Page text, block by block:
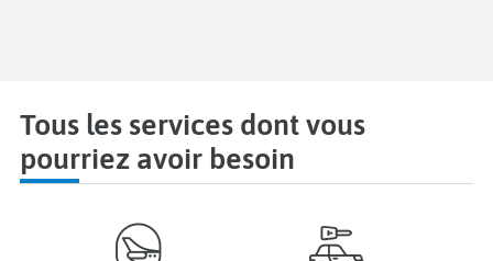
Tous les services dont vous
pourriez avoir besoin